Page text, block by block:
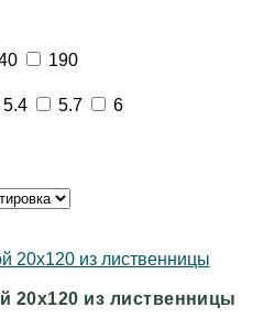
190
5.4 5.7 6
20х120 из лиственницы